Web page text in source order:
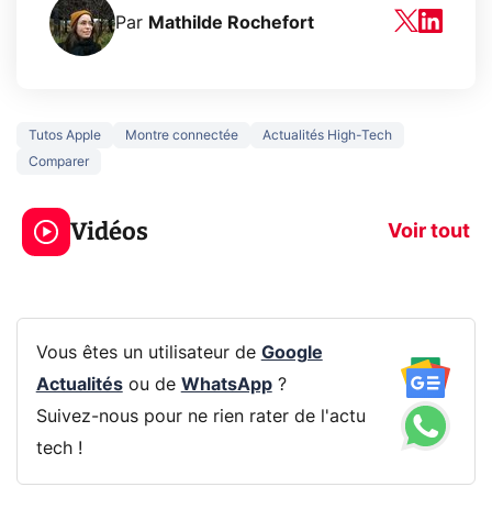
Par Mathilde Rochefort
Tutos Apple Montre connectée
Actualités High-Tech
Comparer
Vidéos Voir tout
3 écrans en 1 pour
319€ ? Voici L'AOC
CQ32G4ZA !
prochaine
Vous êtes un utilisateur de Google
Actualitésou de WhatsApp?
Suivez-nous pour ne rien rater de l'actu
tech !